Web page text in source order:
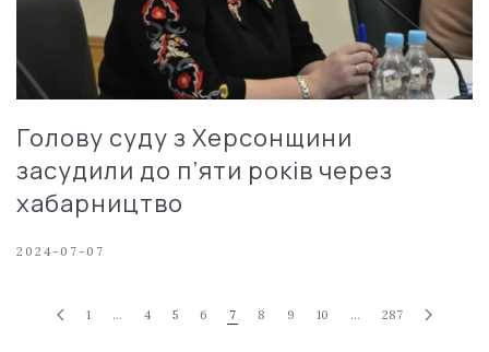
Голову суду з Херсонщини
засудили до п’яти років через
хабарництво
2024-07-07
1 … 4 5 6 7 8 9 10 … 287